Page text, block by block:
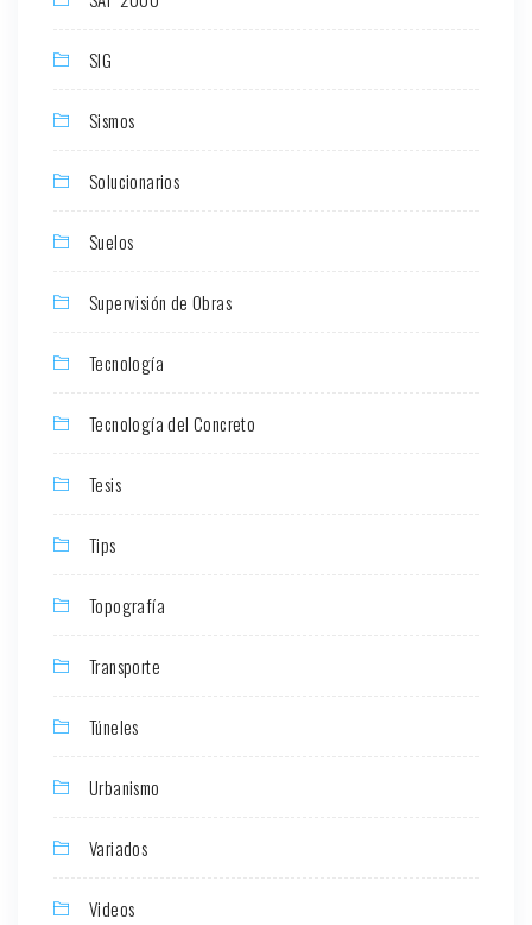
SIG
Sismos
Solucionarios
Suelos
Supervisión de Obras
Tecnología
Tecnología del Concreto
Tesis
Tips
Topografía
Transporte
Túneles
Urbanismo
Variados
Videos